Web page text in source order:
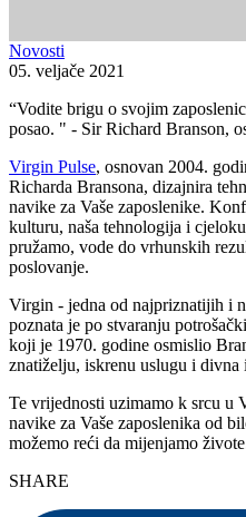
Novosti
05. veljače 2021
“Vodite brigu o svojim
posao. " - Sir Richard Branson,
Virgin Pulse, osnovan 2004.
Richarda Bransona, dizajnira
navike za Vaše zaposlenike.
kulturu, naša tehnologija i
pružamo, vode do vrhunskih
poslovanje.
Virgin - jedna od najpriznatijih i
poznata je po stvaranju
koji je 1970. godine osmislio
znatiželju, iskrenu uslugu i divna
Te vrijednosti uzimamo k srcu u
navike za Vaše zaposlenika od
možemo reći da mijenjamo
SHARE